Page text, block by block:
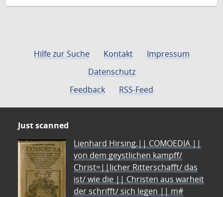
Hilfe zur Suche Kontakt
Impressum
Datenschutz
Feedback
RSS-Feed
Just scanned
Lienhard Hirsing.|| COMOEDIA ||
von dem geystlichen kampff/
Christ=||licher Ritterschafft/ das
ist/ wie die || Christen aus warheit
der schrifft/ sich legen || m#